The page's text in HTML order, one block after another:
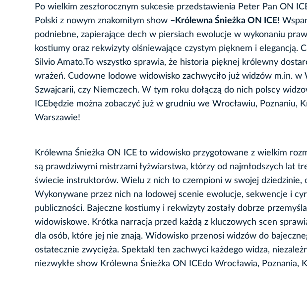
Po wielkim zeszłorocznym sukcesie przedstawienia Peter Pan ON
Polski z nowym znakomitym show –Królewna Śnieżka ON ICE!
podniebne, zapierające dech w piersiach ewolucje w wykonaniu
kostiumy oraz rekwizyty olśniewające czystym pięknem i elegancją.
Silvio Amato.To wszystko sprawia, że historia pięknej królewny
wrażeń. Cudowne lodowe widowisko zachwyciło już widzów m.in. w
Szwajcarii, czy Niemczech. W tym roku dołączą do nich polscy
ICEbędzie można zobaczyć już w grudniu we Wrocławiu, Poznaniu,
Warszawie!
Królewna Śnieżka ON ICE to widowisko przygotowane z wielkim
są prawdziwymi mistrzami łyżwiarstwa, którzy od najmłodszych lat
świecie instruktorów. Wielu z nich to czempioni w swojej dziedzinie,
Wykonywane przez nich na lodowej scenie ewolucje, sekwencje i
publiczności. Bajeczne kostiumy i rekwizyty zostały dobrze
widowiskowe. Krótka narracja przed każdą z kluczowych scen
dla osób, które jej nie znają. Widowisko przenosi widzów do
ostatecznie zwycięża. Spektakl ten zachwyci każdego widza,
niezwykłe show Królewna Śnieżka ON ICEdo Wrocławia, Poznania,